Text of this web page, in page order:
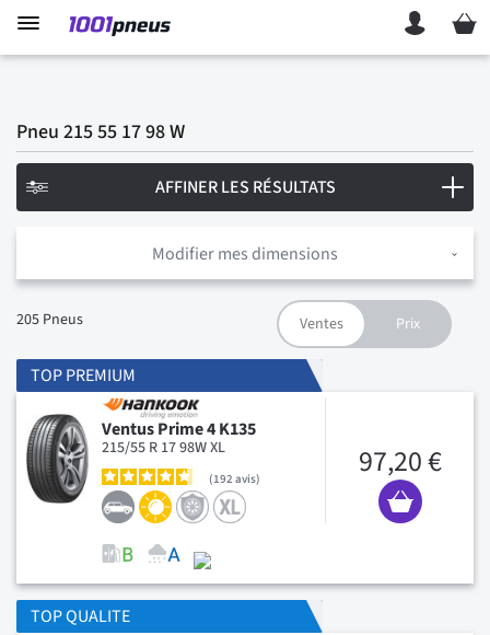
Mon
Pneu 215 55 17 98 W
Modifier mes dimensions
205 Pneus
TOP PREMIUM
Ventus Prime 4 K135
215/55 R 17 98W XL
192 avis 97,20 €
TOP QUALITE
AFFINER LES RÉSULTATS